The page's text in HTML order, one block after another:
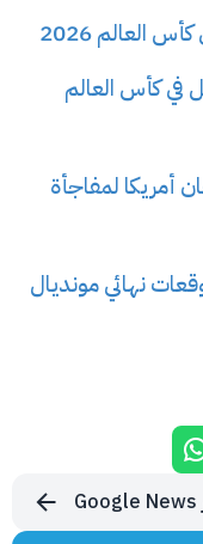
العالم 2026
في كأس العالم
أمريكا لمفاجأة
نهائي مونديال